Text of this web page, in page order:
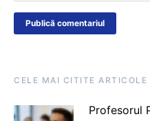
CELE MAI CITITE ARTICOLE
Profesorul